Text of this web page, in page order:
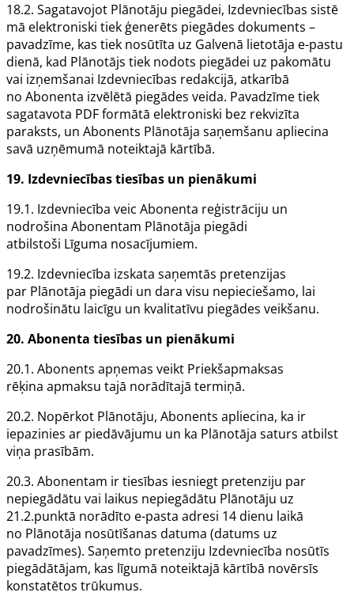
18.2. Sagatavojot Plānotāju piegādei, Izdevniecības sistē
mā elektroniski tiek ģenerēts piegādes dokuments –
pavadzīme, kas tiek nosūtīta uz Galvenā lietotāja e-pastu
dienā, kad Plānotājs tiek nodots piegādei uz pakomātu
vai izņemšanai Izdevniecības redakcijā, atkarībā
no Abonenta izvēlētā piegādes veida. Pavadzīme tiek
sagatavota PDF formātā elektroniski bez rekvizīta
paraksts, un Abonents Plānotāja saņemšanu apliecina
savā uzņēmumā noteiktajā kārtībā.
19. Izdevniecībastiesības un pienākumi
19.1. Izdevniecība veic Abonenta reģistrāciju un
nodrošina Abonentam Plānotāja piegādi
atbilstoši Līguma nosacījumiem.
19.2. Izdevniecība izskata saņemtās pretenzijas
par Plānotāja piegādi un dara visu nepieciešamo, lai
nodrošinātu laicīgu un kvalitatīvu piegādes veikšanu.
20. Abonenta tiesības un pienākumi
20.1. Abonents apņemas veikt Priekšapmaksas
rēķina apmaksu tajā norādītajā termiņā.
20.2. Nopērkot Plānotāju, Abonents apliecina, ka ir
iepazinies ar piedāvājumu un ka Plānotāja saturs atbilst
viņa prasībām.
20.3. Abonentam ir tiesības iesniegt pretenziju par
nepiegādātu vai laikus nepiegādātu Plānotāju uz
21.2.punktā norādīto e-pasta adresi 14 dienu laikā
no Plānotāja nosūtīšanas datuma (datums uz
pavadzīmes). Saņemto pretenziju Izdevniecība nosūtīs
piegādātājam, kas līgumā noteiktajā kārtībā novērsīs
konstatētos trūkumus.